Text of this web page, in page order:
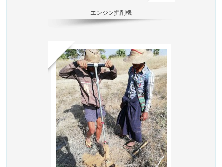
エンジン掘削機